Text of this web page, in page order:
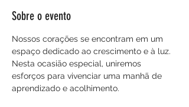
Sobre o evento
Nossos corações se encontram em um
espaço dedicado ao crescimento e à luz.
Nesta ocasião especial, uniremos
esforços para vivenciar uma manhã de
aprendizado e acolhimento.